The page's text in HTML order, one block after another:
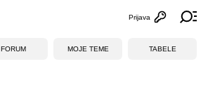
Otvori
Prijava
FORUM MOJE TEME TABELE